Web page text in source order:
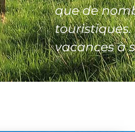
que de
touristiques.
vacances à